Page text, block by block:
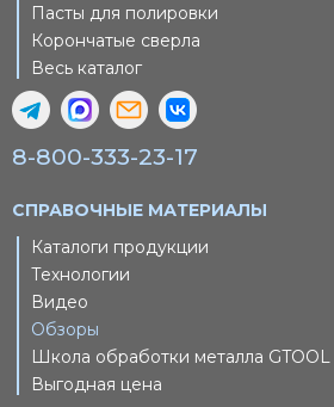
Пасты для полировки
Корончатые сверла
Весь каталог
8-800-333-23-17
СПРАВОЧНЫЕ МАТЕРИАЛЫ
Каталоги продукции
Технологии
Видео
Обзоры
Школа обработки металла GTOOL
Выгодная цена